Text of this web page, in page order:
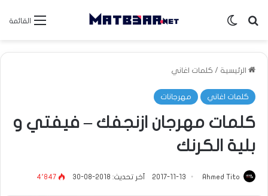
القائمة بحث عنالوضع المظلم
الرئيسية / كلمات اغاني
كلمات اغاني مهرجانات
كلمات مهرجان ازنجفك – فيفتي و
بلية الكرنك
Ahmed Tito
2017-11-13 آخر تحديث: 2018-08-30 4٬847